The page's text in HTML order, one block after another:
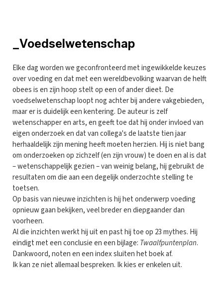
_Voedselwetenschap
Elke dag worden we geconfronteerd met ingewikkelde keuzes
over voeding en dat met een wereldbevolking waarvan de helft
obees is en zijn hoop stelt op een of ander dieet. De
voedselwetenschap loopt nog achter bij andere vakgebieden,
maar er is duidelijk een kentering. De auteur is zelf
wetenschapper en arts, en geeft toe dat hij onder invloed van
eigen onderzoek en dat van collega's de laatste tien jaar
herhaaldelijk zijn mening heeft moeten herzien. Hij is niet bang
om onderzoeken op zichzelf (en zijn vrouw) te doen en al is dat
– wetenschappelijk gezien – van weinig belang, hij gebruikt de
resultaten om die aan een degelijk onderzochte stelling te
toetsen.
Op basis van nieuwe inzichten is hij het onderwerp voeding
opnieuw gaan bekijken, veel breder en diepgaander dan
voorheen.
Al die inzichten werkt hij uit en past hij toe op 23 mythes. Hij
eindigt met een conclusie en een bijlage: Twaalfpuntenplan.
Dankwoord, noten en een index sluiten het boek af.
Ik kan ze niet allemaal bespreken. Ik kies er enkelen uit.